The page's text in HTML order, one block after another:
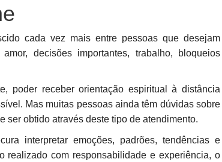
cada vez mais entre pessoas que desejam
decisões importantes, trabalho, bloqueios
poder receber orientação espiritual à distância
Mas muitas pessoas ainda têm dúvidas sobre
ser obtido através deste tipo de atendimento.
interpretar emoções, padrões, tendências e
realizado com responsabilidade e experiência, o